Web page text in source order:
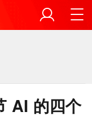
AI 的四个